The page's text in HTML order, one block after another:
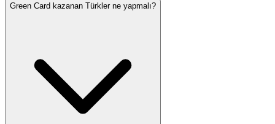
Green Card kazanan Türkler ne yapmalı?